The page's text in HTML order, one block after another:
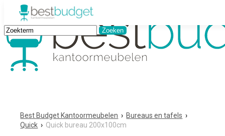
Best Budget Kantoormeubelen › Bureaus en tafels ›
Quick › Quick bureau 200x100cm